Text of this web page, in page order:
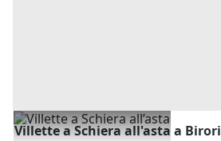
Villette a Schiera all'asta a Birori